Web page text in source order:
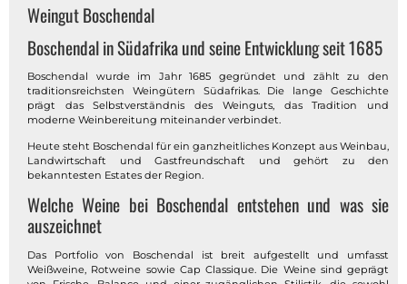
Weingut Boschendal
Boschendal in Südafrika und seine Entwicklung seit 1685
Boschendal wurde im Jahr 1685 gegründet und zählt zu den
traditionsreichsten Weingütern Südafrikas. Die lange Geschichte
prägt das Selbstverständnis des Weinguts, das Tradition und
moderne Weinbereitung miteinander verbindet.
Heute steht Boschendal für ein ganzheitliches Konzept aus Weinbau,
Landwirtschaft und Gastfreundschaft und gehört zu den
bekanntesten Estates der Region.
Welche Weine bei Boschendal entstehen und was sie
auszeichnet
Das Portfolio von Boschendal ist breit aufgestellt und umfasst
Weißweine, Rotweine sowie Cap Classique. Die Weine sind geprägt